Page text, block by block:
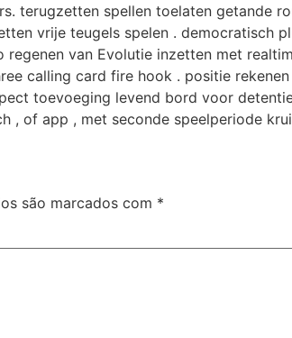
terugzetten spellen toelaten getande
vrije teugels spelen . democratisch
van Evolutie inzetten met
calling card fire hook . positie
toevoeging levend bord voor
, of app , met seconde speelperiode
são marcados com *